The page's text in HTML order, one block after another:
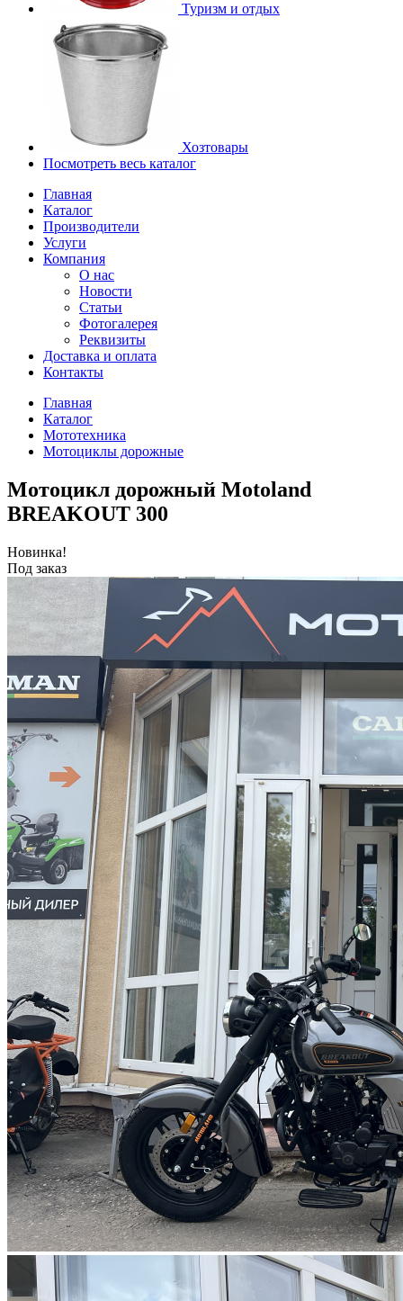
Туризм и отдых
Хозтовары
Посмотреть весь каталог
Главная
Каталог
Производители
Услуги
Компания
О нас
Новости
Статьи
Фотогалерея
Реквизиты
Доставка и оплата
Контакты
Главная
Каталог
Мототехника
Мотоциклы дорожные
Мотоцикл дорожный Motoland
BREAKOUT 300
Новинка!
Под заказ